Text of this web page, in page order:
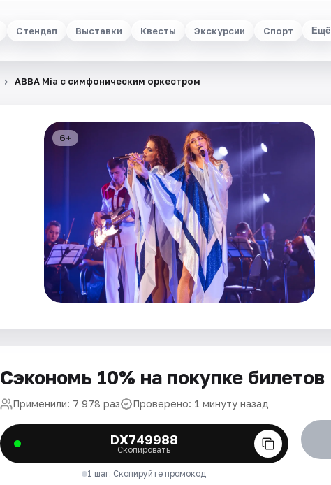
Стендап Выставки Квесты Экскурсии Спорт Ещё
ABBA Mia с симфоническим оркестром
6+
Сэкономь 10% на покупке билетов
Применили: 7 978 раз Проверено: 1 минуту назад
DX749988
Скопировать
1 шаг. Скопируйте промокод